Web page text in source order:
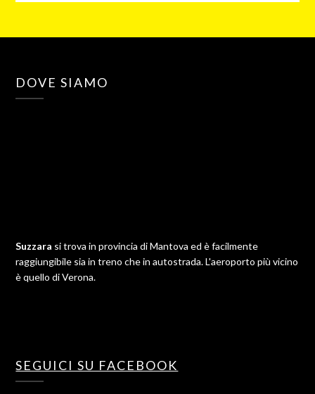
DOVE SIAMO
Suzzara si trova in provincia di Mantova ed è facilmente
raggiungibile sia in treno che in autostrada. L'aeroporto più vicino
è quello di Verona.
SEGUICI SU FACEBOOK